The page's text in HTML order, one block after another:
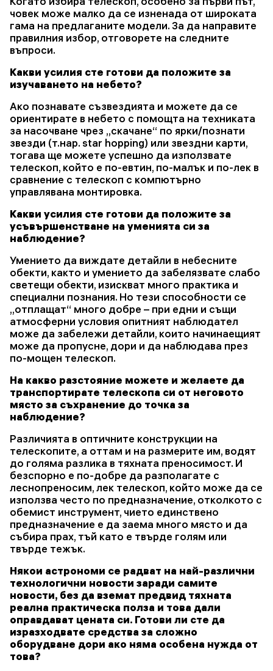
човек може малко да се изненада от широката
гама на предлаганите модели. За да направите
правилния избор, отговорете на следните
въпроси.
Какви усилия сте готови да положите за
изучаването на небето?
Ако познавате съзвездията и можете да се
ориентирате в небето с помощта на техниката
за насочване чрез „скачане“ по ярки/познати
звезди (т.нар. star hopping) или звездни карти,
тогава ще можете успешно да използвате
телескоп, който е по-евтин, по-малък и по-лек в
сравнение с телескоп с компютърно
управлявана монтировка.
Какви усилия сте готови да положите за
усъвършенстване на уменията си за
наблюдение?
Умението да виждате детайли в небесните
обекти, както и умението да забелязвате слабо
светещи обекти, изискват много практика и
специални познания. Но тези способности се
„отплащат“ много добре – при едни и същи
атмосферни условия опитният наблюдател
може да забележи детайли, които начинаещият
може да пропусне, дори и да наблюдава през
по-мощен телескоп.
На какво разстояние можете и желаете да
транспортирате телескопа си от неговото
място за съхранение до точка за
наблюдение?
Различията в оптичните конструкции на
телескопите, а оттам и на размерите им, водят
до голяма разлика в тяхната преносимост. И
безспорно е по-добре да разполагате с
леснопреносим, лек телескоп, който може да се
използва често по предназначение, отколкото с
обемист инструмент, чието единствено
предназначение е да заема много място и да
събира прах, тъй като е твърде голям или
твърде тежък.
Някои астрономи се радват на най-различни
технологични новости заради самите
новости, без да вземат предвид тяхната
реална практическа полза и това дали
оправдават цената си. Готови ли сте да
изразходвате средства за сложно
оборудване дори ако няма особена нужда от
това?